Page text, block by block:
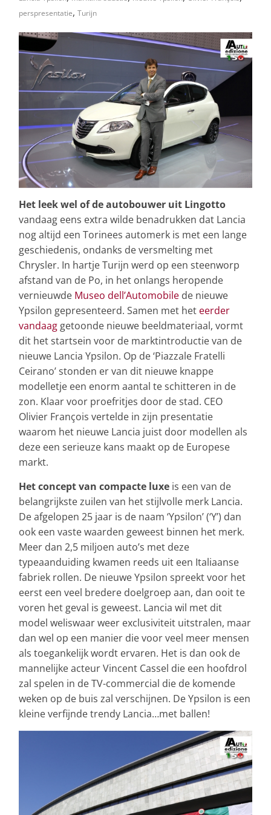
perspresentatie, Turijn
Het leek wel of de autobouwer uit Lingotto
vandaag eens extra wilde benadrukken dat Lancia
nog altijd een Torinees automerk is met een lange
geschiedenis, ondanks de versmelting met
Chrysler. In hartje Turijn werd op een steenworp
afstand van de Po, in het onlangs heropende
vernieuwde Museo dell’Automobile de nieuwe
Ypsilon gepresenteerd. Samen met het eerder
vandaaggetoonde nieuwe beeldmateriaal, vormt
dit het startsein voor de marktintroductie van de
nieuwe Lancia Ypsilon. Op de ‘Piazzale Fratelli
Ceirano’ stonden er van dit nieuwe knappe
modelletje een enorm aantal te schitteren in de
zon. Klaar voor proefritjes door de stad. CEO
Olivier François vertelde in zijn presentatie
waarom het nieuwe Lancia juist door modellen als
deze een serieuze kans maakt op de Europese
markt.
Het concept van compacte luxe is een van de
belangrijkste zuilen van het stijlvolle merk Lancia.
De afgelopen 25 jaar is de naam ‘Ypsilon’ (‘Y’) dan
ook een vaste waarden geweest binnen het merk.
Meer dan 2,5 miljoen auto’s met deze
typeaanduiding kwamen reeds uit een Italiaanse
fabriek rollen. De nieuwe Ypsilon spreekt voor het
eerst een veel bredere doelgroep aan, dan ooit te
voren het geval is geweest. Lancia wil met dit
model weliswaar weer exclusiviteit uitstralen, maar
dan wel op een manier die voor veel meer mensen
als toegankelijk wordt ervaren. Het is dan ook de
mannelijke acteur Vincent Cassel die een hoofdrol
zal spelen in de TV-commercial die de komende
weken op de buis zal verschijnen. De Ypsilon is een
kleine verfijnde trendy Lancia…met ballen!